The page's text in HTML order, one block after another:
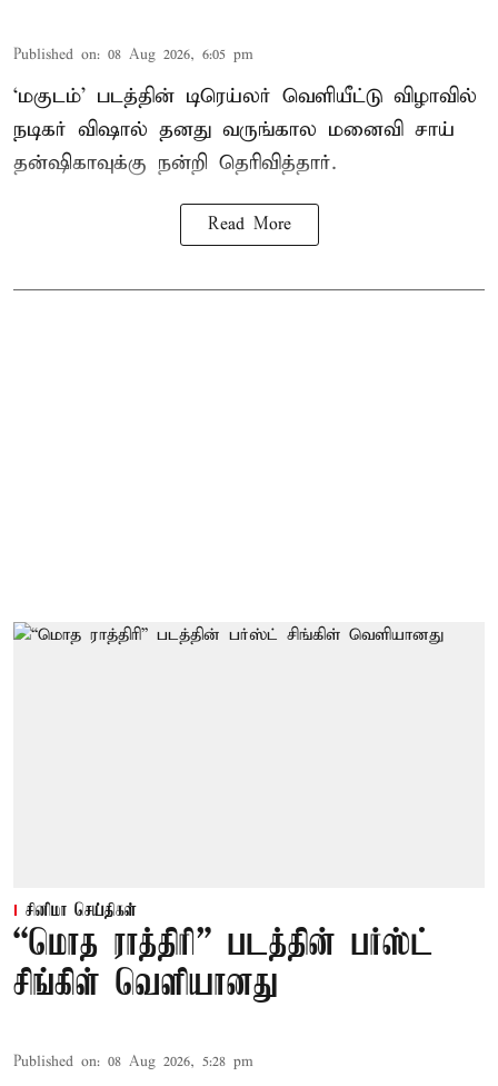
Published on: 08 Aug 2026, 6:05 pm
‘மகுடம்’ படத்தின் டிரெய்லர் வெளியீட்டு விழாவில்
நடிகர் விஷால் தனது வருங்கால மனைவி சாய்
தன்ஷிகாவுக்கு நன்றி தெரிவித்தார்.
Read More
சினிமா செய்திகள்
“மொத ராத்திரி” படத்தின் பர்ஸ்ட்
சிங்கிள் வெளியானது
Published on: 08 Aug 2026, 5:28 pm